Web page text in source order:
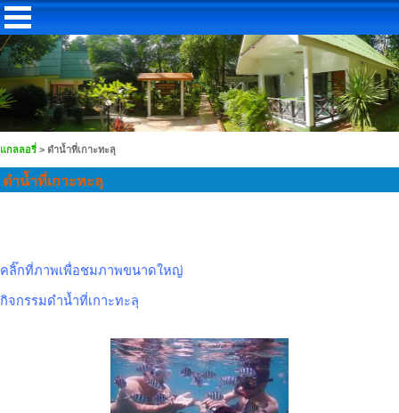
แกลลอรี่ > ดำน้ำที่เกาะทะลุ
ดำน้ำที่เกาะทะลุ
คลิ๊กที่ภาพเพื่อชมภาพขนาดใหญ่
กิจกรรมดำน้ำที่เกาะทะลุ